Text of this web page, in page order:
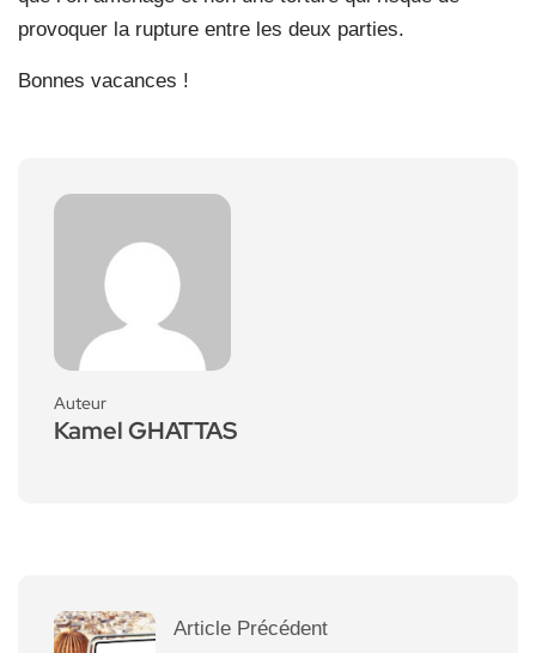
provoquer la rupture entre les deux parties.
Bonnes vacances !
Auteur
Kamel GHATTAS
Article Précédent